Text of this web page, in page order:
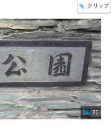
クリップ
21